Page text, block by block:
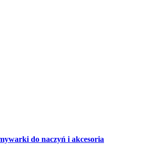
do naczyń i akcesoria